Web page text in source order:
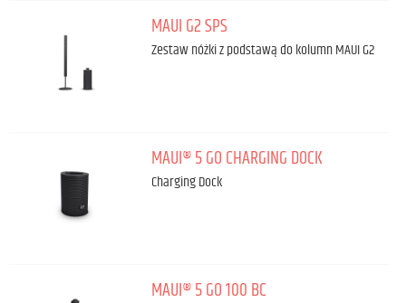
MAUI G2 SPS
Zestaw nóżki z podstawą do kolumn MAUI G2
MAUI® 5 GO CHARGING DOCK
Charging Dock
MAUI® 5 GO 100 BC